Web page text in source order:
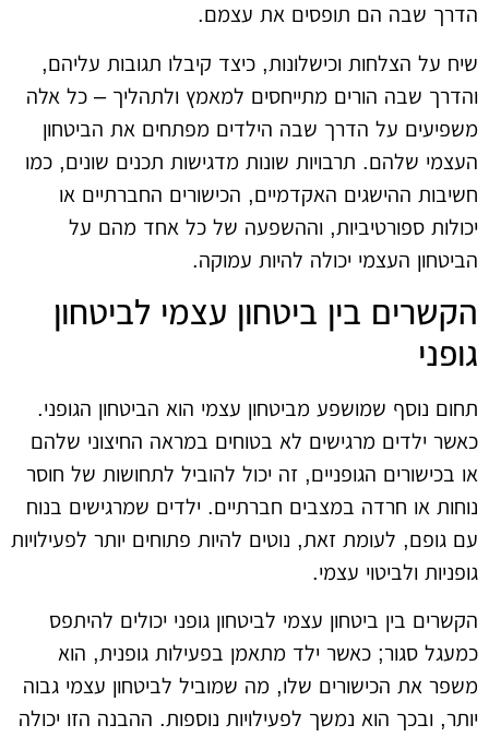
הדרך שבה הם תופסים את עצמם.
שיח על הצלחות וכישלונות, כיצד קיבלו תגובות עליהם,
והדרך שבה הורים מתייחסים למאמץ ולתהליך – כל אלה
משפיעים על הדרך שבה הילדים מפתחים את הביטחון
העצמי שלהם. תרבויות שונות מדגישות תכנים שונים, כמו
חשיבות ההישגים האקדמיים, הכישורים החברתיים או
יכולות ספורטיביות, וההשפעה של כל אחד מהם על
הביטחון העצמי יכולה להיות עמוקה.
הקשרים בין ביטחון עצמי לביטחון
גופני
תחום נוסף שמושפע מביטחון עצמי הוא הביטחון הגופני.
כאשר ילדים מרגישים לא בטוחים במראה החיצוני שלהם
או בכישורים הגופניים, זה יכול להוביל לתחושות של חוסר
נוחות או חרדה במצבים חברתיים. ילדים שמרגישים בנוח
עם גופם, לעומת זאת, נוטים להיות פתוחים יותר לפעילויות
גופניות ולביטוי עצמי.
הקשרים בין ביטחון עצמי לביטחון גופני יכולים להיתפס
כמעגל סגור; כאשר ילד מתאמן בפעילות גופנית, הוא
משפר את הכישורים שלו, מה שמוביל לביטחון עצמי גבוה
יותר, ובכך הוא נמשך לפעילויות נוספות. ההבנה הזו יכולה